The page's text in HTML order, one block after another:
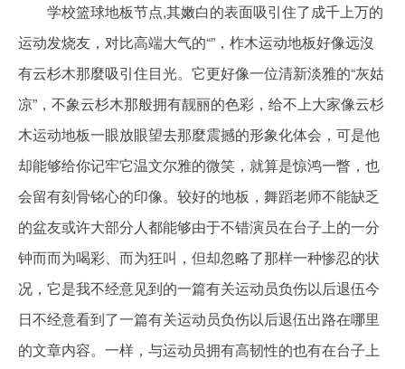
学校篮球地板节点,其嫩白的表面吸引住了成千上万的
运动发烧友，对比高端大气的“”，柞木运动地板好像远沒
有云杉木那麼吸引住目光。它更好像一位清新淡雅的“灰姑
凉”，不象云杉木那般拥有靓丽的色彩，给不上大家像云杉
木运动地板一眼放眼望去那麼震撼的形象化体会，可是他
却能够给你记牢它温文尔雅的微笑，就算是惊鸿一瞥，也
会留有刻骨铭心的印像。较好的地板，舞蹈老师不能缺乏
的盆友或许大部分人都能够由于不错演员在台子上的一分
钟而而为喝彩、而为狂叫，但却忽略了那样一种惨忍的状
况，它是我不经意见到的一篇有关运动员负伤以后退伍今
日不经意看到了一篇有关运动员负伤以后退伍出路在哪里
的文章内容。一样，与运动员拥有高韧性的也有在台子上